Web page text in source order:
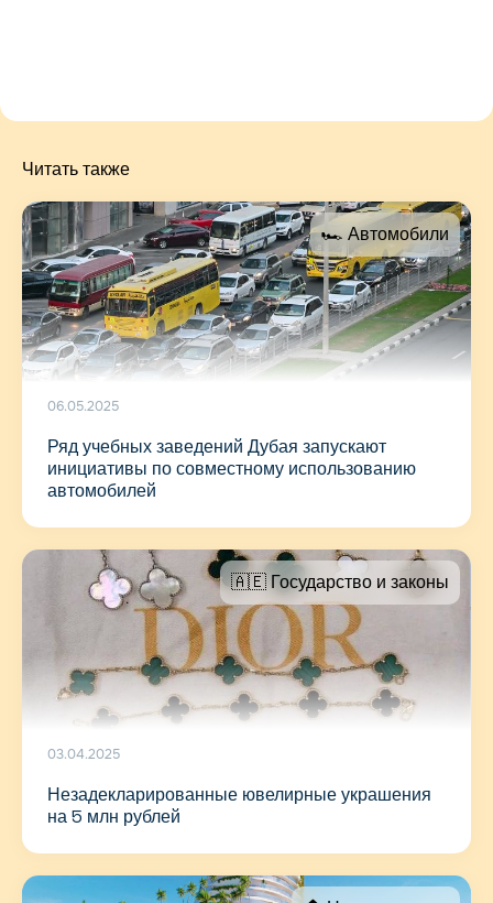
Читать также
🏎 Автомобили
06.05.2025
Ряд учебных заведений Дубая запускают
инициативы по совместному использованию
автомобилей
🇦🇪 Государство и законы
03.04.2025
Незадекларированные ювелирные украшения
на 5 млн рублей